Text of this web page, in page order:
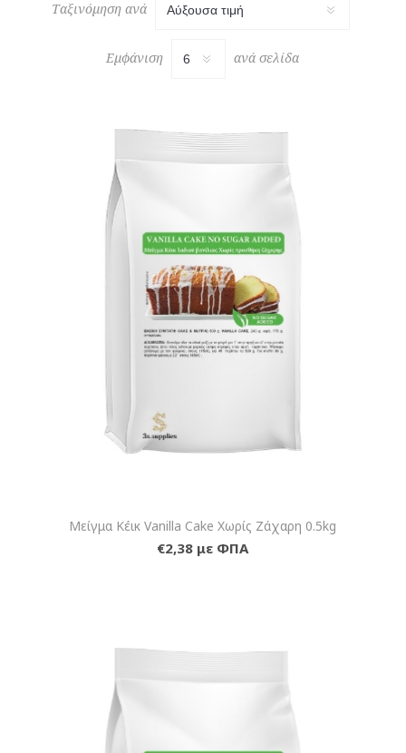
Ταξινόμηση ανά
Εμφάνιση ανά σελίδα
Μείγμα Κέικ Vanilla Cake Χωρίς Ζάχαρη 0.5kg
€2,38 με ΦΠΑ